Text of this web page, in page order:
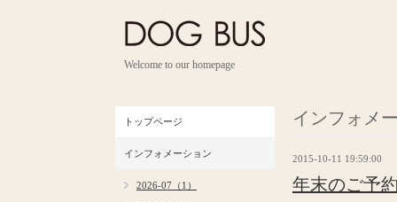
Welcome to our homepage
インフォメ
2015-10-11 19:59:00
年末のご予
トップページ
インフォメーション
2026-07（1）